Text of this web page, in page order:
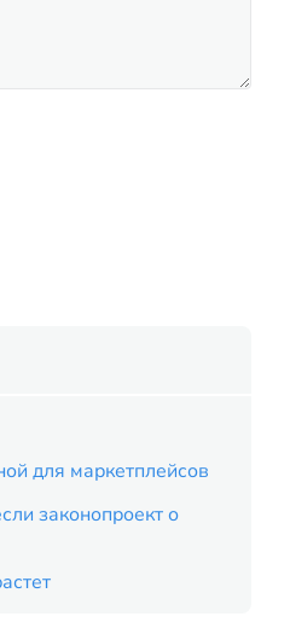
для маркетплейсов
законопроект о